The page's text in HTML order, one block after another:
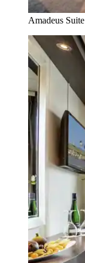
Amadeus Suite